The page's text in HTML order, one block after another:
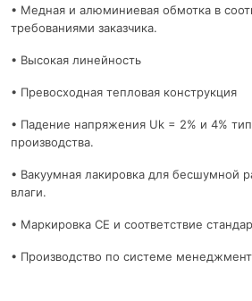
• Медная и алюминиевая обмотка в
требованиями заказчика.
• Высокая линейность
• Превосходная тепловая конструкция
• Падение напряжения Uk = 2% и 4%
производства.
• Вакуумная лакировка для бесшумной
влаги.
• Маркировка CE и соответствие
• Производство по системе